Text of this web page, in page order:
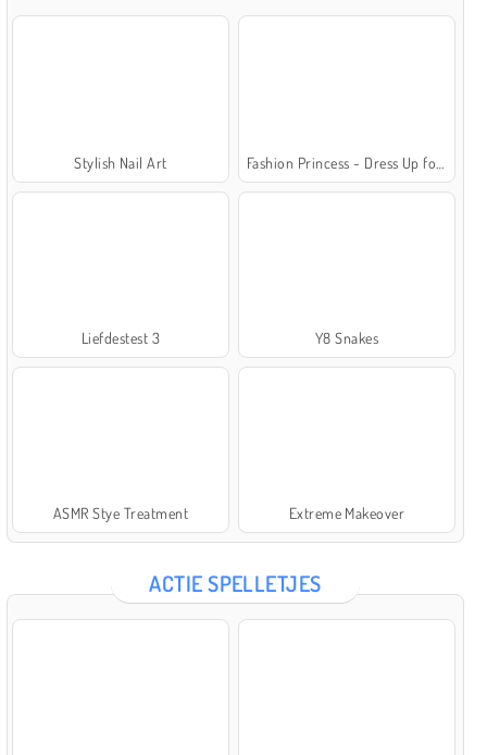
Stylish Nail Art
Liefdestest 3 Y8 Snakes
ASMR Stye Treatment Extreme Makeover
ACTIE SPELLETJES